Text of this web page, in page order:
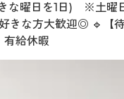
な曜日を1日) ※土
きな方大歓迎◎ 🔹【
有給休暇